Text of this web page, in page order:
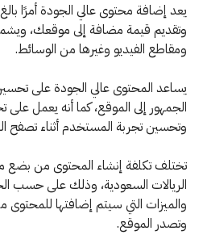
يعد إضافة محتوى عالي الجودة أمرًا
وتقديم قيمة مضافة إلى موقعك،
ومقاطع الفيديو وغيرها من الوسائط.
يساعد المحتوى عالي الجودة على
الجمهور إلى الموقع، كما أنه يعمل
وتحسين تجربة المستخدم أثناء تصفح
تختلف تكلفة إنشاء المحتوى من بضع
الريالات السعودية، وذلك على حسب
والميزات التي سيتم إضافتها
وتصدر الموقع.